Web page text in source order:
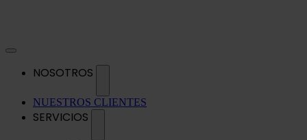
NOSOTROS
NUESTROS CLIENTES
SERVICIOS